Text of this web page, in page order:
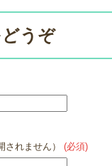
うぞ
されません） (必須)